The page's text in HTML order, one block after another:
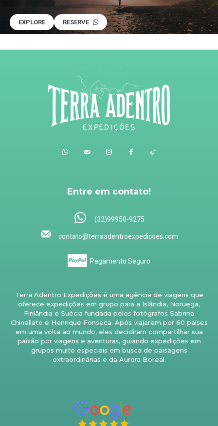
EXPLORE RESERVE
Entre em contato!
(32)99950-9275
contato@terraadentroexpedicoes.com
Pagamento Seguro
Terra Adentro Expedições é uma agência de viagens que
oferece expedições em grupo para a Islândia, Noruega,
Finlândia e Suécia fundada pelos fotógrafos Sabrina
Chinellato e Henrique Fonseca. Após viajarem por 60 países
em uma volta ao mundo, eles decidiram compartilhar sua
paixão por viagens e aventuras, guiando expedições em
grupos muito especiais em busca de paisagens
extraordinárias e da Aurora Boreal.